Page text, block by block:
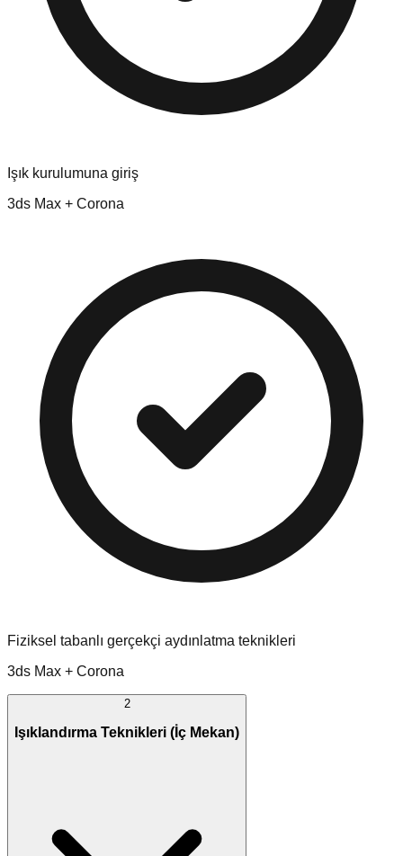
Işık kurulumuna giriş
3ds Max + Corona
Fiziksel tabanlı gerçekçi aydınlatma teknikleri
3ds Max + Corona
2
Işıklandırma Teknikleri (İç Mekan)